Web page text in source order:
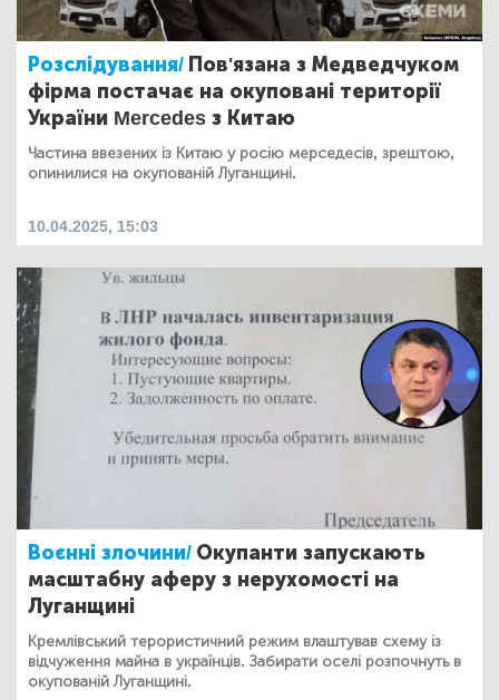
Розслідування/ Пов'язана з Медведчуком
фірма постачає на окуповані території
України Mercedes з Китаю
Частина ввезених із Китаю у росію мерседесів, зрештою,
опинилися на окупованій Луганщині.
10.04.2025, 15:03
Воєнні злочини/ Окупанти запускають
масштабну аферу з нерухомості на
Луганщині
Кремлівський терористичний режим влаштував схему із
відчуження майна в українців. Забирати оселі розпочнуть в
окупованій Луганщині.